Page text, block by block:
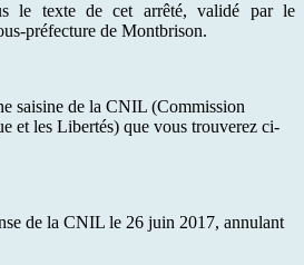
le texte de cet arrêté, validé par le
préfecture de Montbrison.
saisine de la CNIL (Commission
et les Libertés) que vous trouverez ci-
de la CNIL le 26 juin 2017, annulant